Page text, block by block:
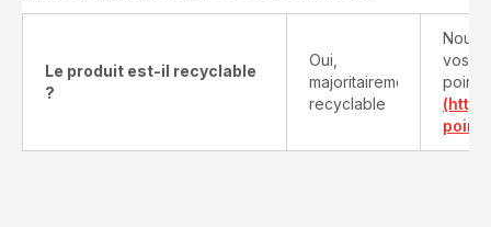
Le produit est-il recyclable
?
Oui,
majoritairement
recyclable
Nous
vos